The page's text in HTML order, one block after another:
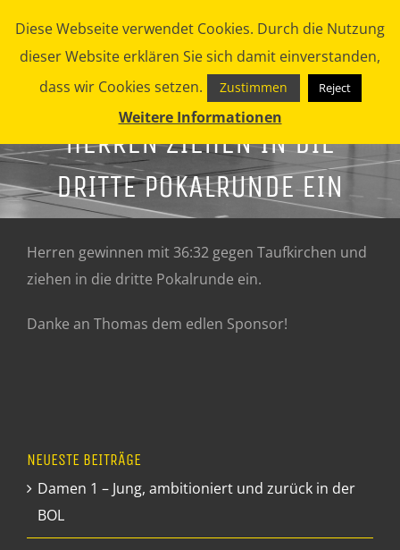
Inhalt
springen
HERREN ZIEHEN IN DIE
DRITTE POKALRUNDE EIN
Herren gewinnen mit 36:32 gegen Taufkirchen und
ziehen in die dritte Pokalrunde ein.
Danke an Thomas dem edlen Sponsor!
NEUESTE BEITRÄGE
Damen 1 – Jung, ambitioniert und zurück in der
BOL
Diese Webseite verwendet Cookies. Durch die Nutzung
dieser Website erklären Sie sich damit einverstanden,
dass wir Cookies setzen.
Zustimmen Reject
Weitere Informationen